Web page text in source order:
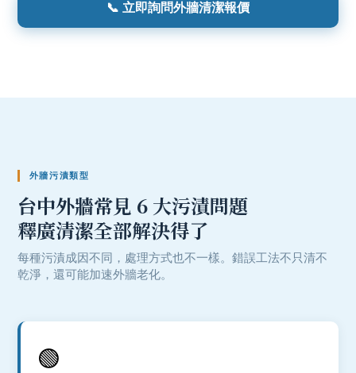
📞 立即詢問外牆清潔報價
外牆污漬類型
台中外牆常見 6 大污漬問題
釋廣清潔全部解決得了
每種污漬成因不同，處理方式也不一樣。錯誤工法不只清不
乾淨，還可能加速外牆老化。
🟢